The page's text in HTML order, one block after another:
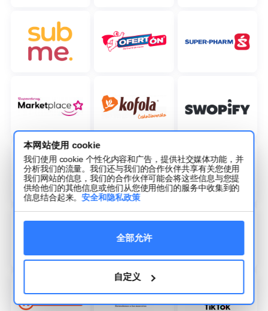
本网站使用 cookie
我们使用 cookie 个性化内容和广告，提供社交媒体功能，并
分析我们的流量。我们还与我们的合作伙伴共享有关您使用
我们网站的信息，我们的合作伙伴可能会将这些信息与您提
供给他们的其他信息或他们从您使用他们的服务中收集到的
信息结合起来。安全和隐私政策
全部允许
自定义